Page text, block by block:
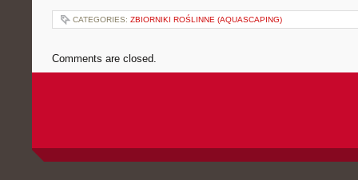
CATEGORIES: ZBIORNIKI ROŚLINNE (AQUASCAPING)
Comments are closed.